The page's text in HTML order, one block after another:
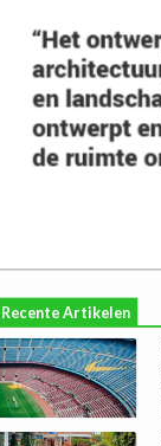
Recente Artikelen